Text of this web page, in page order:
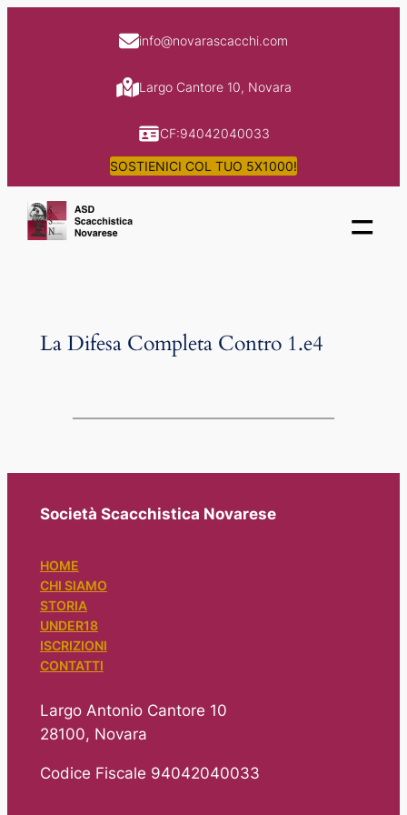
info@novarascacchi.com
Largo Cantore 10, Novara
CF:94042040033
SOSTIENICI COL TUO 5X1000!
=
La Difesa Completa Contro 1.e4
Società Scacchistica Novarese
HOME
CHI SIAMO
STORIA
UNDER18
ISCRIZIONI
CONTATTI
Largo Antonio Cantore 10
28100, Novara
Codice Fiscale 94042040033